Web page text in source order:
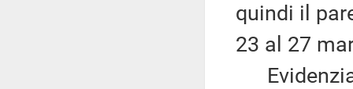
quindi il
23 al 27
Evidenzia